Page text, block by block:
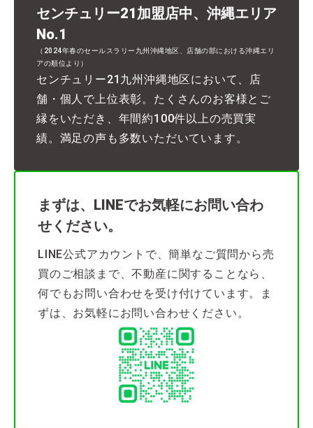
センチュリー21加盟店中、沖縄エリア
No.1
（2024年春のセールスラリー九州沖縄地区、店舗の部における沖縄エリ
アの順位より）
センチュリー21九州沖縄地区において、店
舗・個人で上位表彰。たくさんのお客様とご
縁をいただき、年間約100件以上の売買実
績。満足の声も多数いただいています。
まずは、LINEでお気軽にお問い合わ
せください。
LINE公式アカウントで、簡単なご質問から売
買のご相談まで、不動産に関することなら、
何でもお問い合わせを受け付けています。ま
ずは、お気軽にお問い合わせください。